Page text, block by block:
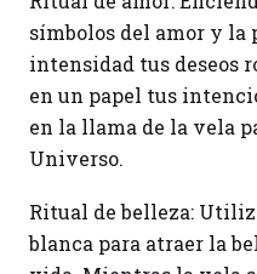
símbolos del amor y la
intensidad tus deseos
en un papel tus
en la llama de la vela
Universo.
Ritual de belleza:
blanca para atraer la